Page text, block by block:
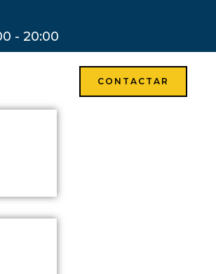
- 20:00
CONTACTAR